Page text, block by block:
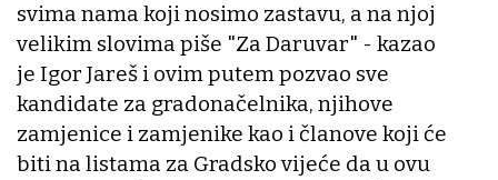
svima nama koji nosimo zastavu, a na njoj
velikim slovima piše "Za Daruvar" - kazao
je Igor Jareš i ovim putem pozvao sve
kandidate za gradonačelnika, njihove
zamjenice i zamjenike kao i članove koji će
biti na listama za Gradsko vijeće da u ovu